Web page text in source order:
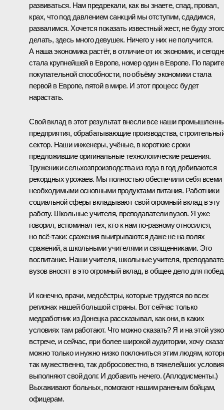
развиваться. Нам предрекали, как вы знаете, спад, провал,
крах, что под давлением санкций мы отступим, сдадимся,
развалимся. Хочется показать известный жест, не буду
делать, здесь много девушек. Ничего у них не получится.
А наша экономика растёт, в отличие от их экономик, и
стала крупнейшей в Европе, номер один в Европе. По
покупательной способности, по объёму экономики стала
первой в Европе, пятой в мире. И этот процесс будет
нарастать.
Свой вклад в этот результат внесли все наши
предприятия, обрабатывающие производства,
сектор. Наши инженеры, учёные, в короткие сроки
предложившие оригинальные технологические решения.
Труженики сельхозпроизводства из года в год добиваются
рекордных урожаев. Мы полностью обеспечили себя всеми
необходимыми основными продуктами питания. Работники
социальной сферы вкладывают свой огромный вклад в эту
работу. Школьные учителя, преподаватели вузов. Я уже
говорил, вспоминал тех, кто к нам по-разному относился,
но всё-таки: сражения выигрываются даже не на полях
сражений, а школьными учителями и священниками. Это
воспитание. Наши учителя, школьные учителя,
вузов вносят в это огромный вклад, в общее дело для
И конечно, врачи, медсёстры, которые трудятся во всех
регионах нашей большой страны. Вот сейчас только
медработник из Донецка рассказывал, как они, в каких
условиях там работают. Что можно сказать? Я и на этой
встрече, и сейчас, при более широкой аудитории, хочу
можно только и нужно низко поклониться этим людям,
так мужественно, так добросовестно, в тяжелейших
выполняют свой долг. И добавить нечего. (Аплодисменты.)
Выхаживают больных, помогают нашим раненым бойцам,
офицерам.